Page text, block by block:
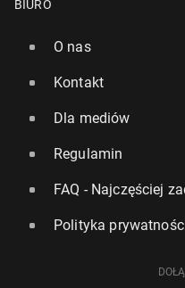
tem­pe­ra­tur powyżej 35
25 czerwca, 14:00
BIURO
O nas
Kontakt
Dla mediów
Regulamin
FAQ - Najczęściej
Polityka